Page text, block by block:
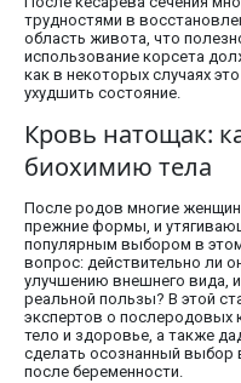
трудностями в
область живота, что
использование корсета
как в некоторых случаях
ухудшить состояние.
Кровь натощак:
биохимию тела
После родов многие
прежние формы, и
популярным выбором в
вопрос: действительно ли
улучшению внешнего вида,
реальной пользы? В этой
экспертов о послеродовых
тело и здоровье, а также
сделать осознанный выбор
после беременности.